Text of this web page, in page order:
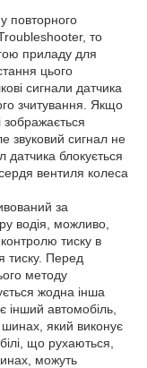
повторного
то
приладу для
цього
сигнали датчика
зчитування. Якщо
зображається
звуковий сигнал не
блокується
вентиля колеса
за
водія, можливо,
тиску в
тиску. Перед
методу
жодна інша
автомобіль,
який виконує
що рухаються,
можуть